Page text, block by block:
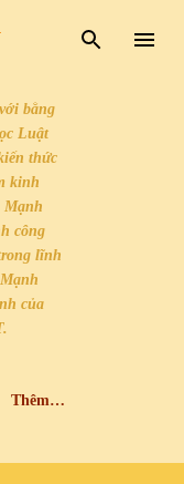
bằng
Luật
thức
kinh
Mạnh
công
lĩnh
của
Thêm…